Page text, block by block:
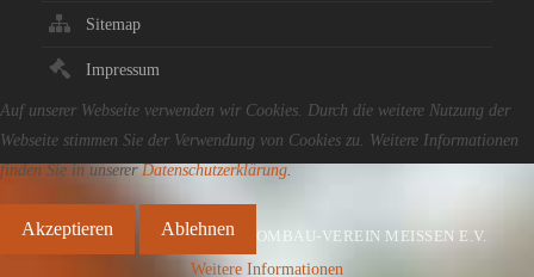
Sitemap
Impressum
© 2017 DOMBAU-VEREIN MEISSEN E.V.
Auf unserer Webseite verwenden wir Cookies. Durch die weitere Nutzung der
Webseite stimmen Sie der Verwendung von Cookies zu. Weitere Informationen
finden Sie in unserer Datenschutzerklärung.
Akzeptieren Ablehnen
Weitere Informationen